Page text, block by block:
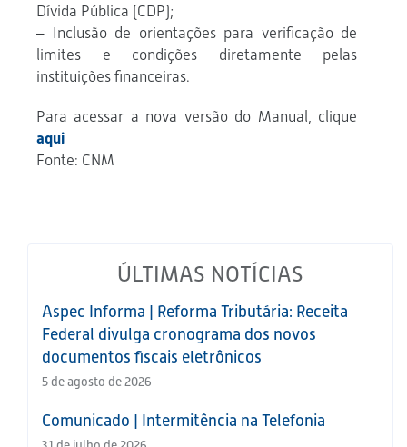
Dívida Pública (CDP);
– Inclusão de orientações para verificação de
limites e condições diretamente pelas
instituições financeiras.
Para acessar a nova versão do Manual, clique
aqui
Fonte: CNM
ÚLTIMAS NOTÍCIAS
Aspec Informa | Reforma Tributária: Receita
Federal divulga cronograma dos novos
documentos fiscais eletrônicos
5 de agosto de 2026
Comunicado | Intermitência na Telefonia